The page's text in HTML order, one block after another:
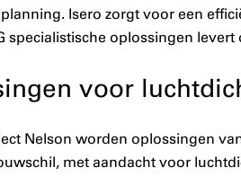
Isero zorgt voor een
specialistische oplossingen
voor
Nelson worden oplossingen
met aandacht voor